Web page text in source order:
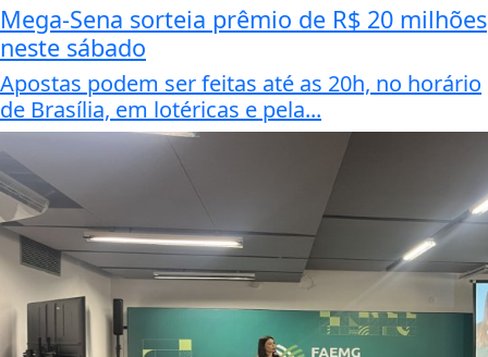
Mega-Sena sorteia prêmio de R$ 20 milhões
neste sábado
Apostas podem ser feitas até as 20h, no horário
de Brasília, em lotéricas e pela...